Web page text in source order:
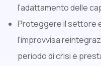
l'adattamento delle
Proteggere il settore
l'improvvisa
periodo di crisi e